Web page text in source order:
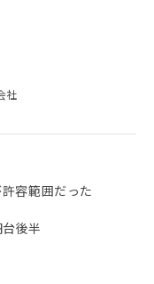
社
容範囲だった
後半